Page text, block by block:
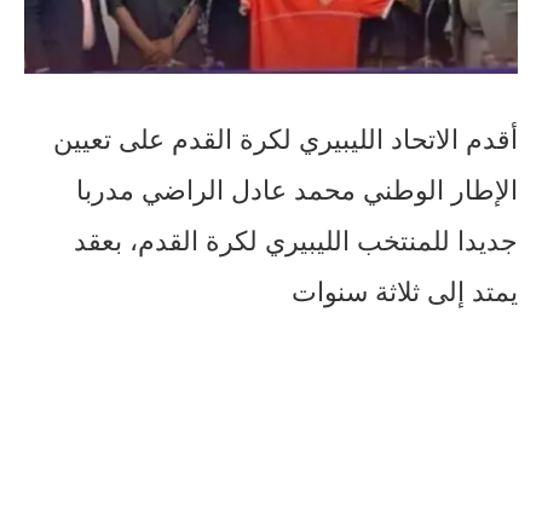
أقدم الاتحاد الليبيري لكرة القدم على تعيين
الإطار الوطني محمد عادل الراضي مدربا
جديدا للمنتخب الليبيري لكرة القدم، بعقد
يمتد إلى ثلاثة سنوات